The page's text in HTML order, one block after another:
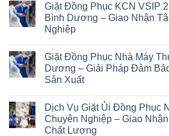
Giặt Đồng Phục KCN VSIP
Bình Dương – Giao Nhận
Nghiệp
Giặt Đồng Phục Nhà Máy
Dương – Giải Pháp Đảm
Sản Xuất
Dịch Vụ Giặt Ủi Đồng Phục
Chuyên Nghiệp – Giao
Chất Lượng